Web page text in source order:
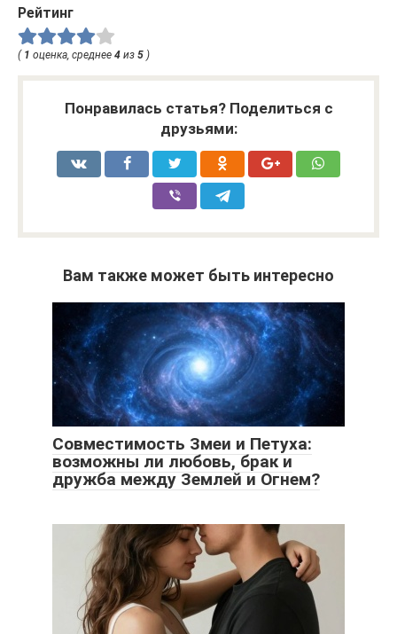
Рейтинг
( 1 оценка, среднее 4 из 5 )
Понравилась статья? Поделиться с
друзьями:
Вам также может быть интересно
Совместимость Змеи и Петуха:
возможны ли любовь, брак и
дружба между Землей и Огнем?